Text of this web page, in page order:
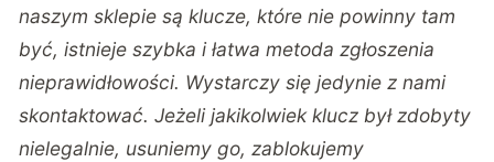
naszym sklepie są klucze, które nie powinny tam
być, istnieje szybka i łatwa metoda zgłoszenia
nieprawidłowości. Wystarczy się jedynie z nami
skontaktować. Jeżeli jakikolwiek klucz był zdobyty
nielegalnie, usuniemy go, zablokujemy